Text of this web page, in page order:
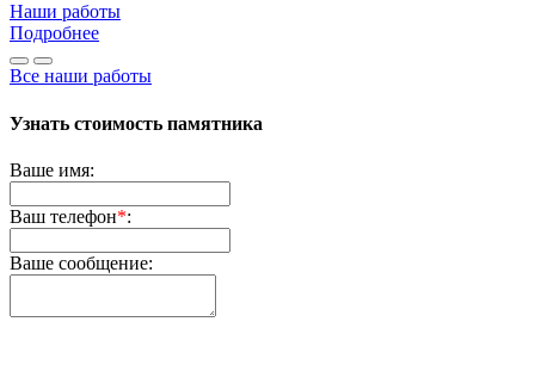
Наши работы
Подробнее
Все наши работы
Узнать стоимость памятника
Ваше имя:
Ваш телефон*:
Ваше сообщение: